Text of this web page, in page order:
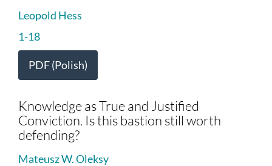
Leopold Hess
1-18
PDF (Polish)
Knowledge as True and Justified
Conviction. Is this bastion still worth
defending?
Mateusz W. Oleksy